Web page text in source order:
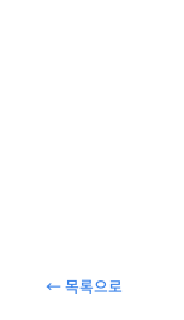
← 목록으로